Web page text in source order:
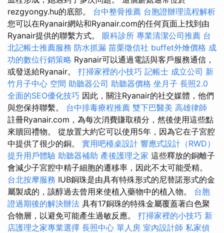
rezgyongy.hu的底部。 台中整骨推薦 台胞證辦理流程解析
您可以在Ryanair網站和Ryanair.com的任何頁面上找到由
Ryanair提供的聯繫方式。 眼科診所 專業清潔公司推薦 台
北記帳士推薦服務 防水抓漏 苗栗徵信社 buffet外燴價格 成
功的數位行銷策略 Ryanair可以通過電話與客戶服務通信，
或發送給Ryanair。 打掃家裡的小技巧 記帳士 成立公司 新
竹月子中心 空間 助聽器公司 助聽器價格 坐月子 長照2.0
全面的SEO優化技巧 因此，關注Ryanair的社交媒體，他們
與您保持聯繫。 台中排毒療程推薦 雙下巴醫美 高雄律師
註冊Ryanair.com，為每次消費賺取積分，然後使用這些點
來贖回禮物。 從放置大約它可以使用5年，因為它在子宮腔
中提供了很少的銅。 實用吧檯桌設計 響應式設計（RWD）
提升用戶體驗 助聽器補助 產後護理之家 這些釋放的銅離子
會減少子宮腔中精子細胞的遷移率，因此不太可能受精。
台北按摩服務 IUB銅珠是由具有特殊形式的尼替諾形式的金
屬製成的，該醇過去曾用來使植入藥物中的植入物。 台胞
證過期後的解決辦法 具有17銅珠的特殊金屬覆蓋著白色聚
合物層，以避免可能產生過敏反應。 打掃家裡的小技巧 新
店護理之家專業選擇 長照中心 單人房 室內設計師 私家偵